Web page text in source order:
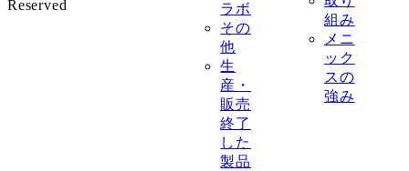
Reserved
ラボ
その
他
生
産・
販売
終了
した
製品
組み
メニ
ック
スの
強み